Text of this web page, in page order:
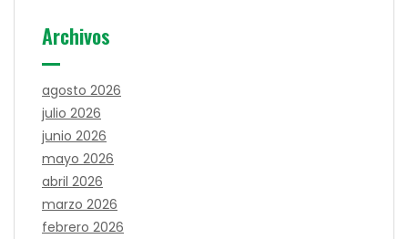
Archivos
agosto 2026
julio 2026
junio 2026
mayo 2026
abril 2026
marzo 2026
febrero 2026